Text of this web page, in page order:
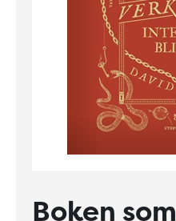
Boken som